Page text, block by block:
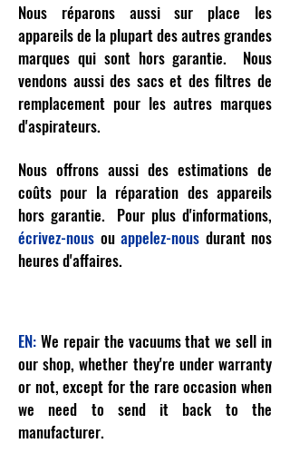
Nous réparons aussi sur place les
appareils de la plupart des autres grandes
marques qui sont hors garantie. Nous
vendons aussi des sacs et des filtres de
remplacement pour les autres marques
d'aspirateurs.
Nous offrons aussi des estimations de
coûts pour la réparation des appareils
hors garantie. Pour plus d'informations,
écrivez-nous ou appelez-nous durant nos
heures d'affaires.
EN: We repair the vacuums that we sell in
our shop, whether they're under warranty
or not, except for the rare occasion when
we need to send it back to the
manufacturer.